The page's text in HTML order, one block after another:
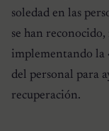
soledad en las
se han reconocido,
implementando la
del personal para
recuperación.